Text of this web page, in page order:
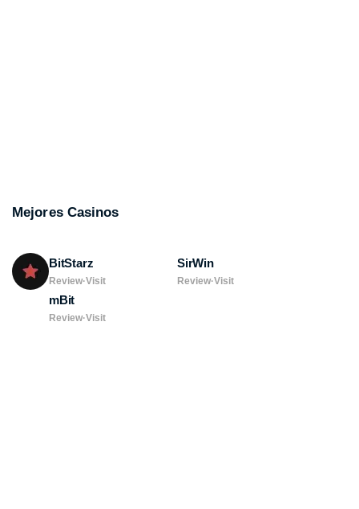
Mejores Casinos
BitStarz
Review·Visit
SirWin
Review·Visit
mBit
Review·Visit